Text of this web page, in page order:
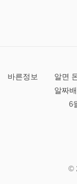
바른정보 알면
알짜
6
©